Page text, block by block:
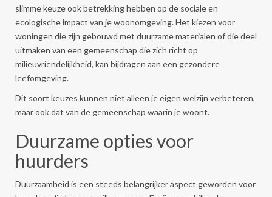
slimme keuze ook betrekking hebben op de sociale en
ecologische impact van je woonomgeving. Het kiezen voor
woningen die zijn gebouwd met duurzame materialen of die deel
uitmaken van een gemeenschap die zich richt op
milieuvriendelijkheid, kan bijdragen aan een gezondere
leefomgeving.
Dit soort keuzes kunnen niet alleen je eigen welzijn verbeteren,
maar ook dat van de gemeenschap waarin je woont.
Duurzame opties voor
huurders
Duurzaamheid is een steeds belangrijker aspect geworden voor